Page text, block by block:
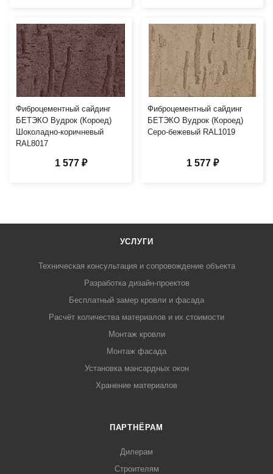
Фиброцементный сайдинг
БЕТЭКО Вудрок (Короед)
Шоколадно-коричневый
RAL8017
1 577 ₽
Фиброцементный сайдинг
БЕТЭКО Вудрок (Короед)
Серо-бежевый RAL1019
1 577 ₽
УСЛУГИ
Техническая консультация и сопровождение объекта
Разработка дизайн-проектов
Бесплатный замер кровли и фасада
Расчёт количества материалов и их стоимости
Монтаж кровли
Монтаж фасада
Установка мансардных окон
Хранение материалов
ПАРТНЁРАМ
Дилерам
Строителям